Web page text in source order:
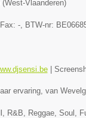
(West-Vlaanderen)
-, BTW-nr:
|
ervaring, van
R&B, Reggae, Soul,